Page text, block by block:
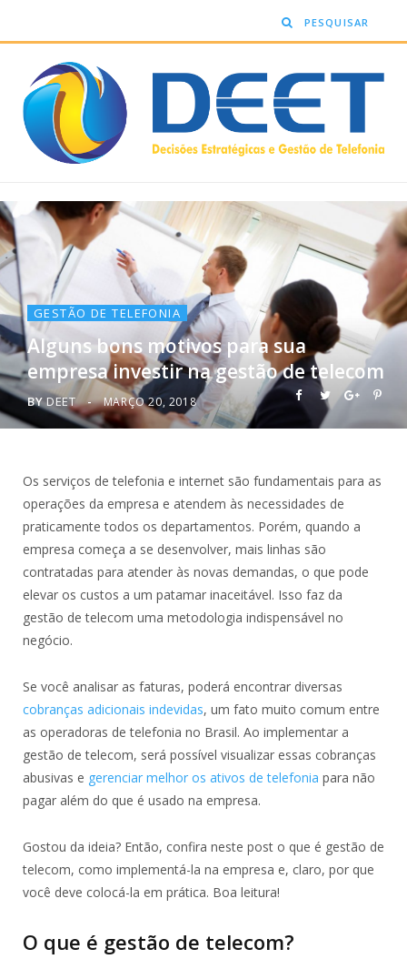
GESTÃO DE TELEFONIA
Alguns bons motivos para sua
empresa investir na gestão de telecom
BY DEET MARÇO 20, 2018
Os serviços de telefonia e internet são fundamentais para as
operações da empresa e atendem às necessidades de
praticamente todos os departamentos. Porém, quando a
empresa começa a se desenvolver, mais linhas são
contratadas para atender às novas demandas, o que pode
elevar os custos a um patamar inaceitável. Isso faz da
gestão de telecom uma metodologia indispensável no
negócio.
Se você analisar as faturas, poderá encontrar diversas
cobranças adicionais indevidas, um fato muito comum entre
as operadoras de telefonia no Brasil. Ao implementar a
gestão de telecom, será possível visualizar essas cobranças
abusivas e gerenciar melhor os ativos de telefonia para não
pagar além do que é usado na empresa.
Gostou da ideia? Então, confira neste post o que é gestão de
telecom, como implementá-la na empresa e, claro, por que
você deve colocá-la em prática. Boa leitura!
O que é gestão de telecom?